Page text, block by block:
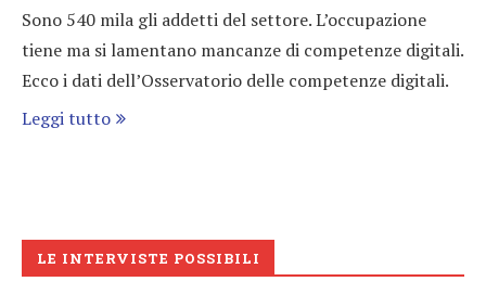
Sono 540 mila gli addetti del settore. L’occupazione
tiene ma si lamentano mancanze di competenze digitali.
Ecco i dati dell’Osservatorio delle competenze digitali.
Leggi tutto
LE INTERVISTE POSSIBILI